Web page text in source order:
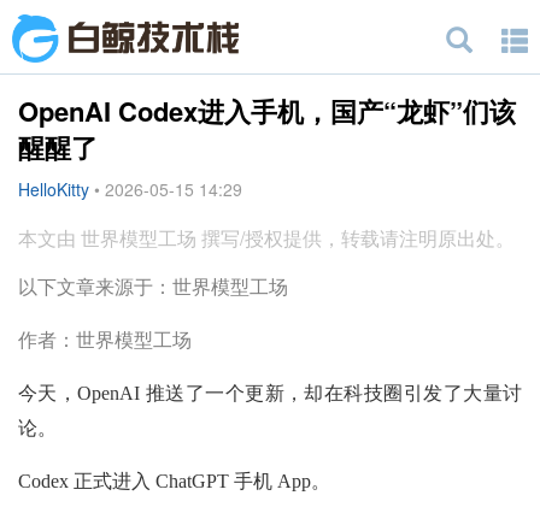
OpenAI Codex进入手机，国产“龙虾”们该
醒醒了
HelloKitty • 2026-05-15 14:29
本文由 世界模型工场 撰写/授权提供，转载请注明原出处。
以下文章来源于：世界模型工场
作者：世界模型工场
今天，OpenAI 推送了一个更新，却在科技圈引发了大量讨
论。
Codex 正式进入 ChatGPT 手机 App。